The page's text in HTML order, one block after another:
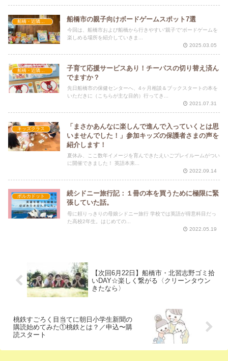
船橋市の親子向けボードゲームスポット7選
今回は、船橋市および船橋から行きやすい“親子で“ボードゲームを
楽しめる場所を紹介していきま...
2025.03.05
子育て応援サービスあり！チーパスの切り替え済ん
でますか？
先日船橋市の保健センターへ、4ヶ月相談＆ブックスタートの本を
いただきに（こちらが主な目的）行ってき...
2021.07.31
キッズクラス
「まさかあんなに楽しんで進んで入っていくとは思
いませんでした！」参加キッズの保護者さまの声を
紹介します！
夏休み、ここ数年イメージを育んできたえいごプレイルームがつい
に開催できました！ 英語本来...
2022.09.14
ポルカドット
続シドニー旅行記：１冊の本を買うために極限に緊
張していた話。
母に頼りっきりの母娘シドニー旅行 学校では英語が得意科目だっ
た高校2年生。はじめての...
2022.05.19
【次回6月22日】船橋市・北習志野ゴミ拾
いDAY☆楽しく繋がる〈クリーンタウン
きたなら〉
桃鉄すごろく目当てに朝日小学生新聞の
購読始めてみた①桃鉄とは？／申込〜購
読スタート